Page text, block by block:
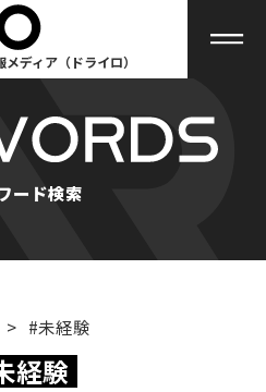
ディア（ドライロ）
ード検索
> #未経験
経験